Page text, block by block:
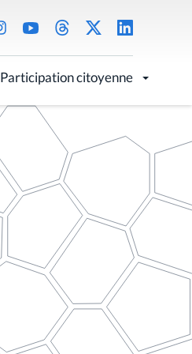
Participation citoyenne